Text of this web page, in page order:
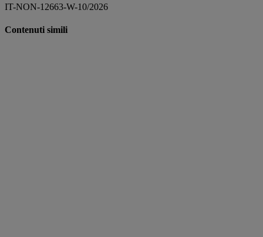
IT-NON-12663-W-10/2026
Contenuti simili